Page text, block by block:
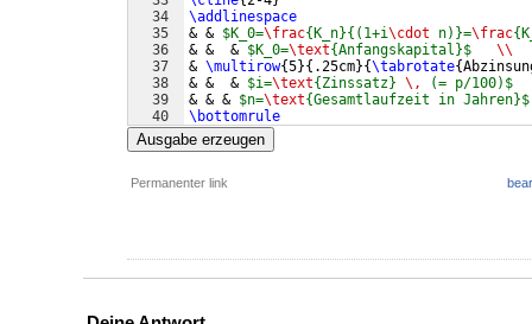
34
35
36
37
38
39
40
41
\addlinespace
& & $K_0=\frac{K_n}{(1+i\cdot n)}=\frac
& &  & $K_0=\text{Anfangskapital}$
\\
& \multirow{5}{ .25cm}{\tabrotate{
& &  & $i=\text{Zinssatz} \,
(= p/100)$
& & & $n=\text{Gesamtlaufzeit in Jahren}$
\bottomrule
\end{tabularx
Ausgabe erzeugen
Permanenter link